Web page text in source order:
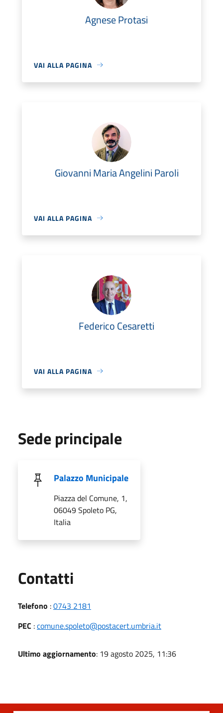
Agnese Protasi
VAI ALLA PAGINA
Giovanni Maria Angelini Paroli
VAI ALLA PAGINA
Federico Cesaretti
VAI ALLA PAGINA
Sede principale
Palazzo Municipale
Piazza del Comune, 1,
06049 Spoleto PG,
Italia
Contatti
Telefono :0743 2181
PEC :comune.spoleto@postacert.umbria.it
Ultimo aggiornamento: 19 agosto 2025, 11:36